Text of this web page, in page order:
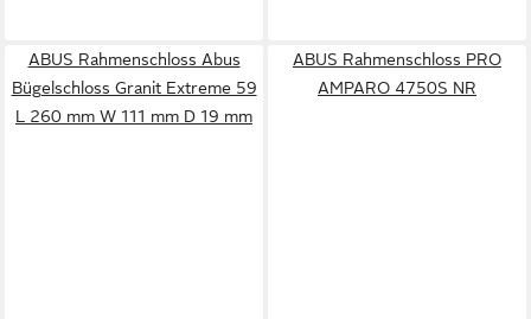
ABUS Rahmenschloss Abus
Bügelschloss Granit Extreme 59
L 260 mm W 111 mm D 19 mm
ABUS Rahmenschloss PRO
AMPARO 4750S NR